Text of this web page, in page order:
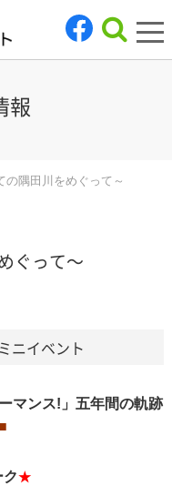
報
の隅田川をめぐって～
ぐって～
ニイベント
マンス!」五年間の軌跡
■
★